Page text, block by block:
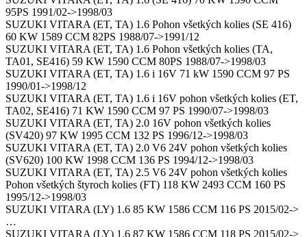
95PS 1991/02->1998/03
SUZUKI VITARA (ET, TA) 1.6 Pohon všetkých kolies (SE 416)
60 KW 1589 CCM 82PS 1988/07->1991/12
SUZUKI VITARA (ET, TA) 1.6 Pohon všetkých kolies (TA,
TA01, SE416) 59 KW 1590 CCM 80PS 1988/07->1998/03
SUZUKI VITARA (ET, TA) 1.6 i 16V 71 kW 1590 CCM 97 PS
1990/01->1998/12
SUZUKI VITARA (ET, TA) 1.6 i 16V pohon všetkých kolies (ET,
TA02, SE416) 71 KW 1590 CCM 97 PS 1990/07->1998/03
SUZUKI VITARA (ET, TA) 2.0 16V pohon všetkých kolies
(SV420) 97 KW 1995 CCM 132 PS 1996/12->1998/03
SUZUKI VITARA (ET, TA) 2.0 V6 24V pohon všetkých kolies
(SV620) 100 KW 1998 CCM 136 PS 1994/12->1998/03
SUZUKI VITARA (ET, TA) 2.5 V6 24V pohon všetkých kolies
Pohon všetkých štyroch kolies (FT) 118 KW 2493 CCM 160 PS
1995/12->1998/03
SUZUKI VITARA (LY) 1.6 85 KW 1586 CCM 116 PS 2015/02->
…
SUZUKI VITARA (LY) 1.6 87 KW 1586 CCM 118 PS 2015/02->